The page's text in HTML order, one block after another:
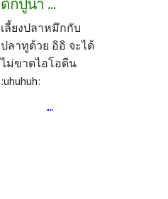
เลี้ยงปลาหมึกกับ
ปลาทูด้วย อิอิ จะได้
ไม่ขาดไอโอดีน
:uhuhuh:
""